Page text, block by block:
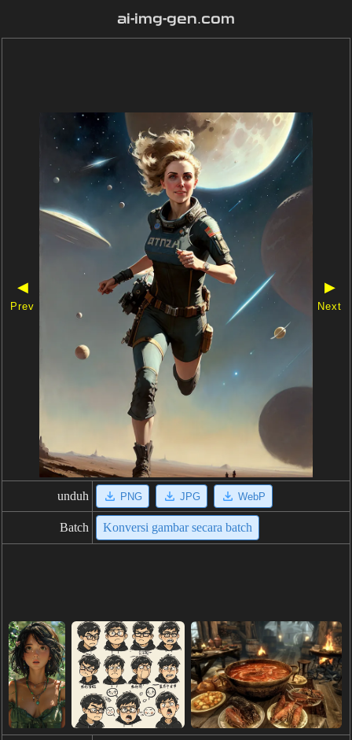
ai-img-gen.com
◀
Prev
▶
Next
unduh PNG JPG WebP
Batch Konversi gambar secara batch